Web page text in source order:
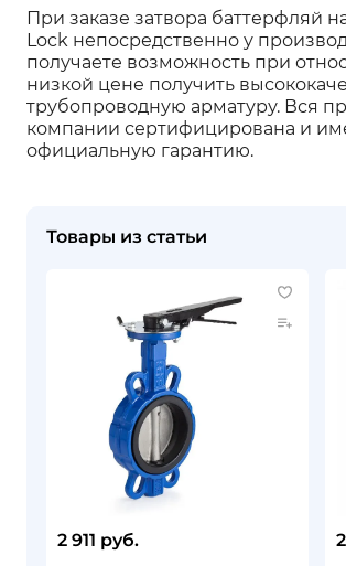
При заказе затвора баттерфляй
Lock непосредственно у
получаете возможность при
низкой цене получить
трубопроводную арматуру. Вся
компании сертифицирована и
официальную гарантию.
Товары из статьи
2 911 руб.